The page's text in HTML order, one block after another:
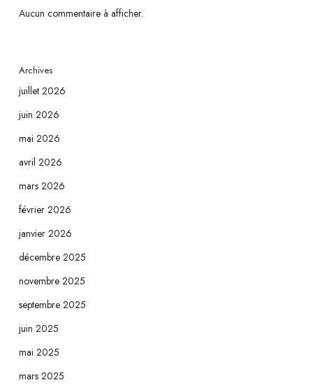
Aucun commentaire à afficher.
Archives
juillet 2026
juin 2026
mai 2026
avril 2026
mars 2026
février 2026
janvier 2026
décembre 2025
novembre 2025
septembre 2025
juin 2025
mai 2025
mars 2025